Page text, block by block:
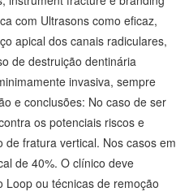
com Ultrasons como eficaz,
apical dos canais radiculares,
de destruição dentinária
invasiva, sempre
e conclusões: No caso de ser
os potenciais riscos e
fratura vertical. Nos casos em
de 40%. O clínico deve
ou técnicas de remoção